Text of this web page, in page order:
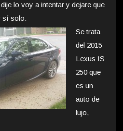
lo voy a intentar y dejare que
sí solo.
Se trata
del 2015
Lexus IS
250 que
es un
auto de
lujo,